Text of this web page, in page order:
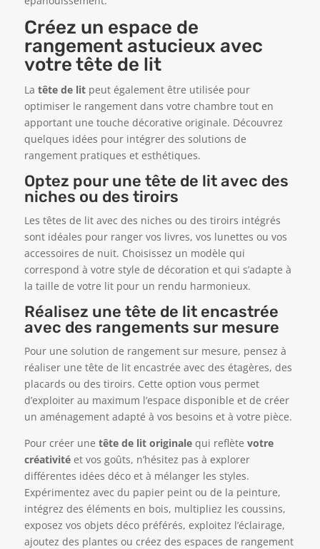
Créez un espace de
rangement astucieux avec
votre tête de lit
La tête de litpeut également être utilisée pour
optimiser le rangement dans votre chambre tout en
apportant une touche décorative originale. Découvrez
quelques idées pour intégrer des solutions de
rangement pratiques et esthétiques.
Optez pour une tête de lit avec des
niches ou des tiroirs
Les têtes de lit avec des niches ou des tiroirs intégrés
sont idéales pour ranger vos livres, vos lunettes ou vos
accessoires de nuit. Choisissez un modèle qui
correspond à votre style de décoration et qui s’adapte à
la taille de votre lit pour un rendu harmonieux.
Réalisez une tête de lit encastrée
avec des rangements sur mesure
Pour une solution de rangement sur mesure, pensez à
réaliser une tête de lit encastrée avec des étagères, des
placards ou des tiroirs. Cette option vous permet
d’exploiter au maximum l’espace disponible et de créer
un aménagement adapté à vos besoins et à votre pièce.
Pour créer une tête de lit originalequi reflète votre
créativitéet vos goûts, n’hésitez pas à explorer
différentes idées déco et à mélanger les styles.
Expérimentez avec du papier peint ou de la peinture,
intégrez des éléments en bois, multipliez les coussins,
exposez vos objets déco préférés, exploitez l’éclairage,
ajoutez des plantes ou créez des espaces de rangement